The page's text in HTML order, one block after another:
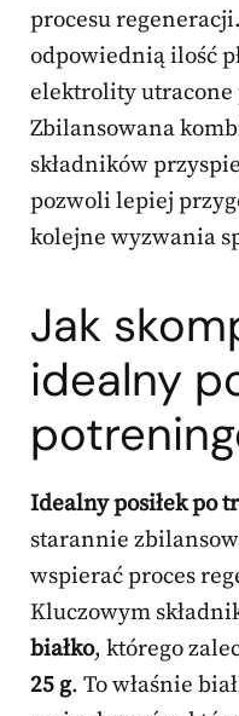
procesu
odpowiednią ilość
elektrolity utracone
Zbilansowana
składników
pozwoli lepiej
kolejne wyzwania
Jak
idealny
Idealny posiłek po
starannie
wspierać proces
Kluczowym
białko, którego
25 g. To właśnie